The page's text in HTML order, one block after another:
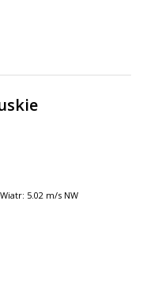
Wiatr: 5.02 m/s NW